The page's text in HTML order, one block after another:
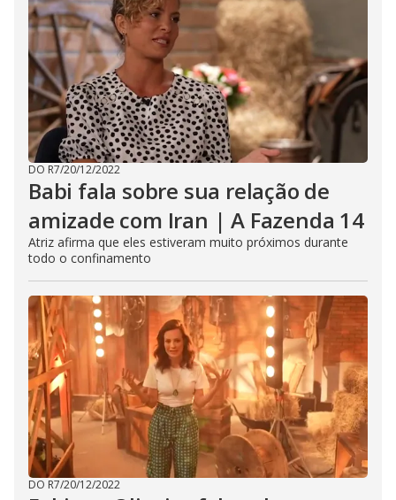
DO R7/20/12/2022
Babi fala sobre sua relação de
amizade com Iran | A Fazenda 14
Atriz afirma que eles estiveram muito próximos durante
todo o confinamento
DO R7/20/12/2022